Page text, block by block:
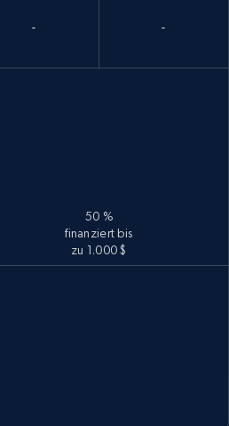
- -
50 %
finanziert bis
zu 1.000 $